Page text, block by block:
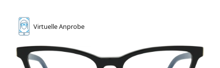
VirtuelleAnprobe